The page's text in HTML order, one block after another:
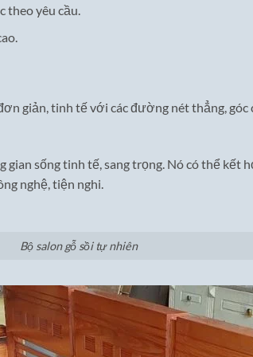
yêu cầu.
giản, tinh tế với các đường nét thẳng,
sống tinh tế, sang trọng. Nó có thể kết
nghệ, tiện nghi.
Bộ salon gỗ sồi tự nhiên